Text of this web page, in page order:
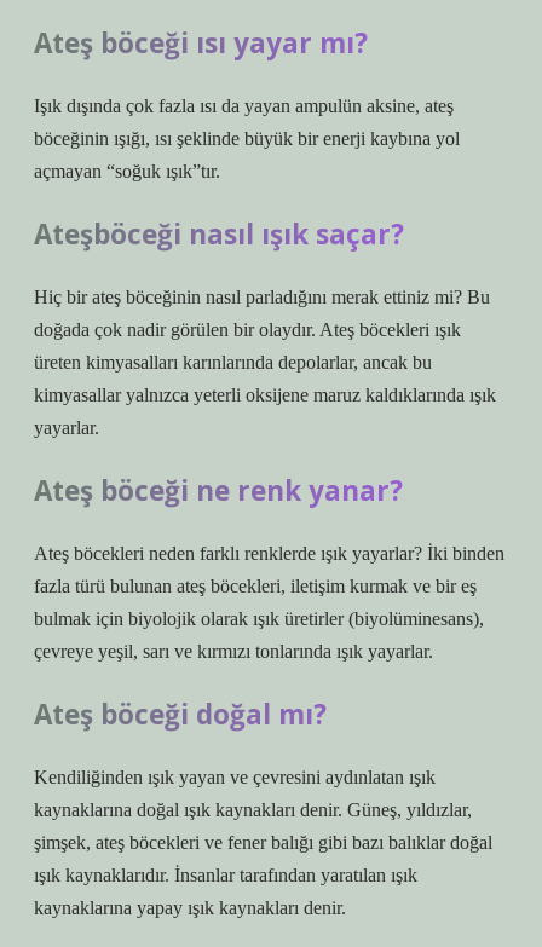
Ateş böceği ısı yayar mı?
Işık dışında çok fazla ısı da yayan ampulün aksine, ateş
böceğinin ışığı, ısı şeklinde büyük bir enerji kaybına yol
açmayan “soğuk ışık”tır.
Ateşböceği nasıl ışık saçar?
Hiç bir ateş böceğinin nasıl parladığını merak ettiniz mi? Bu
doğada çok nadir görülen bir olaydır. Ateş böcekleri ışık
üreten kimyasalları karınlarında depolarlar, ancak bu
kimyasallar yalnızca yeterli oksijene maruz kaldıklarında ışık
yayarlar.
Ateş böceği ne renk yanar?
Ateş böcekleri neden farklı renklerde ışık yayarlar? İki binden
fazla türü bulunan ateş böcekleri, iletişim kurmak ve bir eş
bulmak için biyolojik olarak ışık üretirler (biyolüminesans),
çevreye yeşil, sarı ve kırmızı tonlarında ışık yayarlar.
Ateş böceği doğal mı?
Kendiliğinden ışık yayan ve çevresini aydınlatan ışık
kaynaklarına doğal ışık kaynakları denir. Güneş, yıldızlar,
şimşek, ateş böcekleri ve fener balığı gibi bazı balıklar doğal
ışık kaynaklarıdır. İnsanlar tarafından yaratılan ışık
kaynaklarına yapay ışık kaynakları denir.